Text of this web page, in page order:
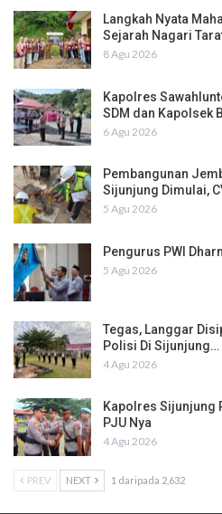
Langkah Nyata
Sejarah Nagari
8 Agu 2026
Kapolres
SDM dan Kapolsek
6 Agu 2026
Pembangunan
Sijunjung Dimulai,
5 Agu 2026
Pengurus PWI
5 Agu 2026
Tegas, Langgar
Polisi Di Sijunjung…
4 Agu 2026
Kapolres Sijunjung
PJU Nya
4 Agu 2026
PREV NEXT 1 daripada 2,632